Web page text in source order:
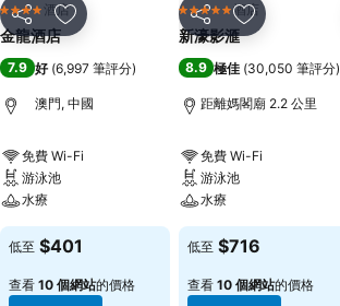
分享 放到收藏夾
4 星級 酒店
金龍酒店
7.9 好 (6,997 筆評分)
澳門, 中國
免費 Wi-Fi
游泳池
水療
低至 $401
查看 10 個網站的價格
分享 放到收藏夾
5 星級 酒店
新濠影滙
8.9 極佳 (30,050 筆評分)
距離媽閣廟 2.2 公里
免費 Wi-Fi
游泳池
水療
低至 $716
查看 10 個網站的價格